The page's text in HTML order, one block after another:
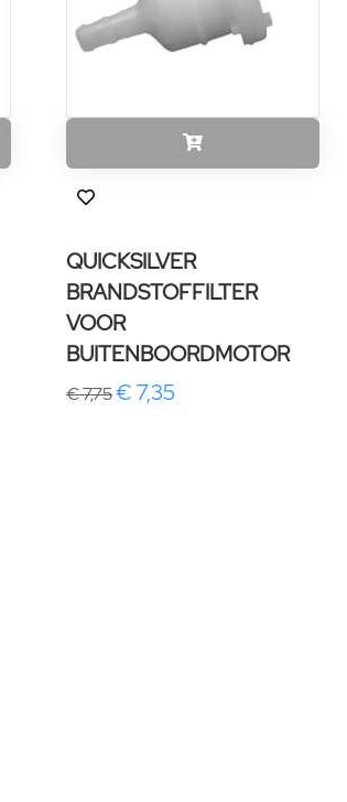
QUICKSILVER
BRANDSTOFFILTER
VOOR
BUITENBOORDMOTOR
€ 7,75€ 7,35